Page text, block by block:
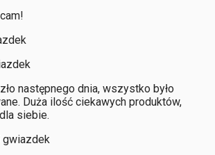
następnego dnia, wszystko było
Duża ilość ciekawych produktów,
siebie.
gwiazdek